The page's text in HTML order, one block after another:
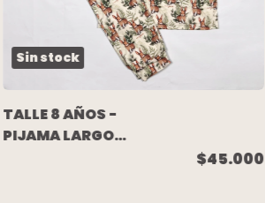
Sin stock
TALLE 8 AÑOS -
PIJAMA LARGO
$45.000